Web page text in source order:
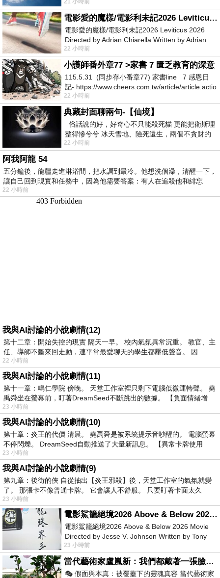
她不是很喜歡幼幼班的小朋友嗎捨得不
電影愛的魔樣/電影利未記2026 Leviticus 2026
電影愛的魔樣/電影利未記2026 Leviticus 2026
Directed by Adrian Chiarella Written by Adrian
Chiarella Starring Joe Bird
22 小時前
小護師番外章77 >家書 7 匱乏教育的深意
115.5.31 (同步存小番章77) 家書line 7 感恩日
記- https://www.cheers.com.tw/article/article.actio
22 小時前
典藏封面聊兩句-【仙境】
俗話說的好，好奇心不只能殺死貓 更能把衛斯理
整得慘兮兮 冰天雪地、險死還生，兩個不貪財的
人尋什麼寶？ 人家追尋愛情還
22 小時前
阿我阿龍 54
五分鐘後，龍疆走進淋浴間，把水調到最冷。他想洗個澡，清醒一下，
讓自己回到現實和任務中，因為他需要答案：有人在追殺他和緋忘
22 小時前
我與AI討論的小說劇情(12)
第十二章：開始失控的現實 隔天一早。 校內氣氛異常沉重。 教官、主
任、導師不斷來回走動，連平常最愛聊天的學生都壓低聲音。 因
22 小時前
我與AI討論的小說劇情(11)
第十一章：鳴仁學院 傍晚。 天堂工作室裡只剩下電腦低微運轉聲。 堯
禹舜坐在螢幕前，盯著DreamSeed不斷跳出的數據。 【負面情緒增
23 小時前
我與AI討論的小說劇情(10)
第十章：炎王的代價 清晨。 堯禹舜是被系統提示音吵醒的。 電腦螢幕
不停閃爍。 DreamSeed自動推送了大量新訊息。 【異常卡牌使用
23 小時前
我與AI討論的小說劇情(9)
第九章：後街的俠 自從抽出【炎王邪殺】後，天堂工作室的氣氛就變
了。 那張卡不像普通卡牌。 它會讓人不舒服。 只要盯著卡面太久
23 小時前
電影鯊籠絕境2026 Above & Below 2026 Movie
電影鯊籠絕境2026 Above & Below 2026 Movie
Directed by Jesse V. Johnson Written by Tony
Giordano Starring Laura Maran
23 小時前
當代藝術家盧嵐新：我們都戴著一張臉，可真正的自己，總藏在那些被塗抹、被覆蓋的痕跡裡
🎭 假面與本真：被覆蓋下的靈魂真容 當代藝術家